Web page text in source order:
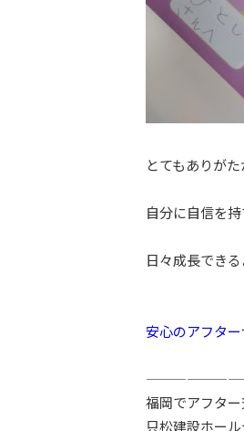
とてもありが
自分に自信を
日々成長でき
安心のアフタ
福岡でアフタ
只松建設ホー